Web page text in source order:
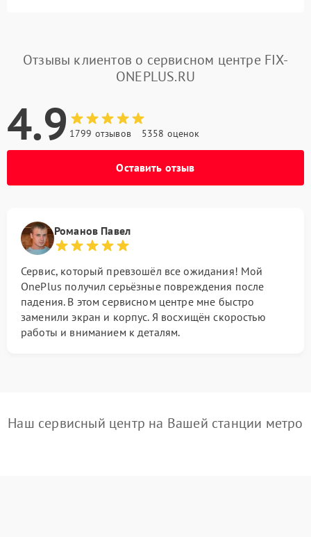
Отзывы клиентов о сервисном центре FIX-
ONEPLUS.RU
4.9 1799 отзывов 5358 оценок
Оставить отзыв
Романов Павел
Сервис, который превзошёл все ожидания! Мой
OnePlus получил серьёзные повреждения после
падения. В этом сервисном центре мне быстро
заменили экран и корпус. Я восхищён скоростью
работы и вниманием к деталям.
Наш сервисный центр на Вашей станции метро